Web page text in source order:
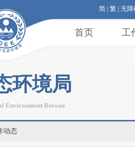
简 | 繁 | 无障
首页 工
环境局
Environment Bureau
动态